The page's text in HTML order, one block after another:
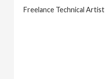
Freelance Technical Artist